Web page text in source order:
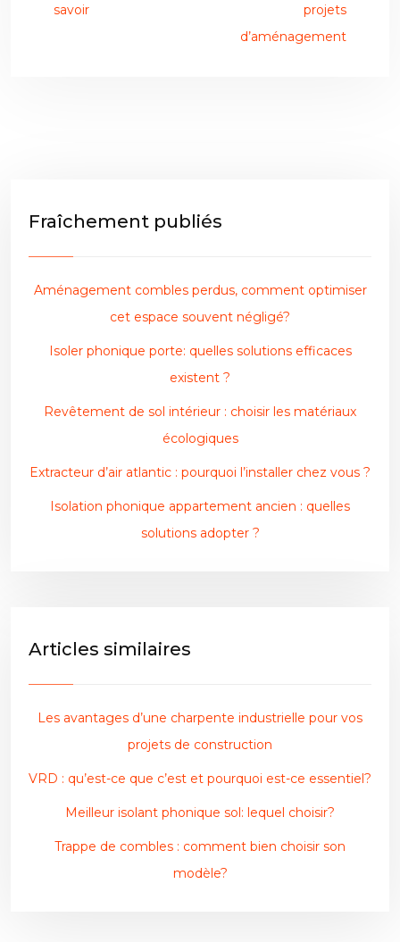
savoir
projets
d’aménagement
Fraîchement publiés
Aménagement combles perdus, comment optimiser
cet espace souvent négligé?
Isoler phonique porte: quelles solutions efficaces
existent ?
Revêtement de sol intérieur : choisir les matériaux
écologiques
Extracteur d’air atlantic : pourquoi l’installer chez vous ?
Isolation phonique appartement ancien : quelles
solutions adopter ?
Articles similaires
Les avantages d’une charpente industrielle pour vos
projets de construction
VRD : qu’est-ce que c’est et pourquoi est-ce essentiel?
Meilleur isolant phonique sol: lequel choisir?
Trappe de combles : comment bien choisir son
modèle?